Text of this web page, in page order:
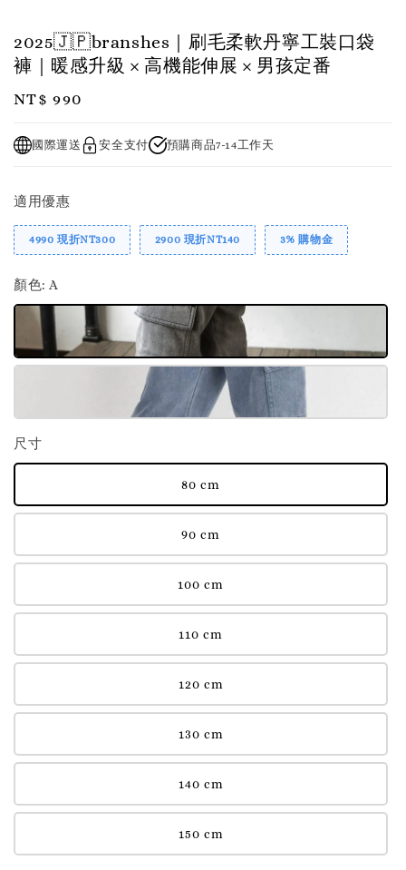
2025🇯🇵branshes｜刷毛柔軟丹寧工裝口袋
褲｜暖感升級 × 高機能伸展 × 男孩定番
Regular
NT$ 990
國際運送 安全支付 預購商品7-14工作天
適用優惠
4990 現折NT300 2900 現折NT140 3% 購物金
顏色: A
尺寸
80 cm
90 cm
100 cm
110 cm
120 cm
130 cm
140 cm
150 cm